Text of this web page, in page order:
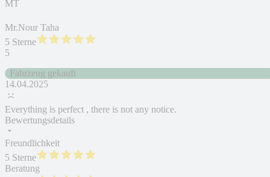
MT
Mr.Nour Taha
5 Sterne
5
Fahrzeug gekauft
14.04.2025
Everything is perfect , there is not any notice.
Bewertungsdetails
Freundlichkeit
5 Sterne
Beratung